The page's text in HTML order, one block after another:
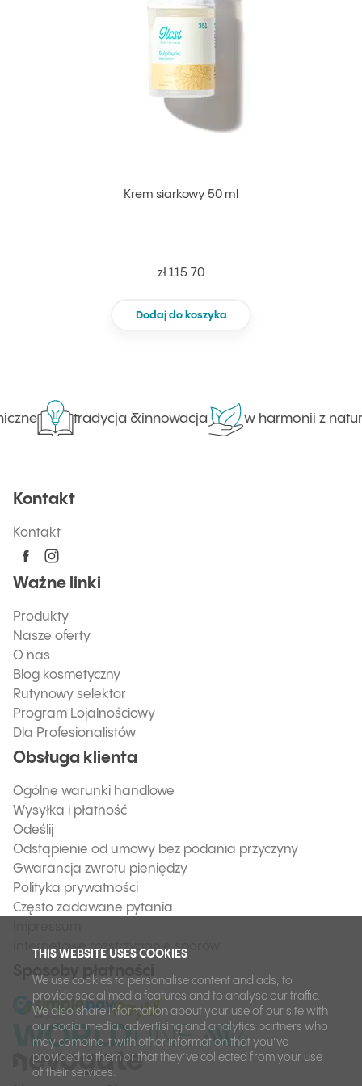
THIS WEBSITE USES COOKIES
We use cookies to personalise content and ads, to
provide social media features and to analyse our traffic.
We also share information about your use of our site with
our social media, advertising and analytics partners who
may combine it with other information that you’ve
provided to them or that they’ve collected from your use
of their services.
Krem siarkowy 50 ml
zł 115.70
Dodaj do koszyka
tradycja &innowacja w harmonii z
Kontakt
Kontakt
Ważne linki
Produkty
Nasze oferty
O nas
Blog kosmetyczny
Rutynowy selektor
Program Lojalnościowy
Dla Profesionalistów
Obsługa klienta
Ogólne warunki handlowe
Wysyłka i płatność
Odeślij
Odstąpienie od umowy bez podania przyczyny
Gwarancja zwrotu pieniędzy
Polityka prywatności
Często zadawane pytania
Internetowe rozstrzyganie sporów
Sposoby płatności